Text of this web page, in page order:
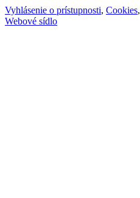
Vyhlásenie o prístupnosti, Cookies,
Webové sídlo